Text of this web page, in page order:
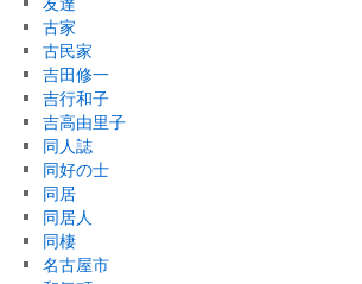
古家
古民家
吉田修一
吉行和子
吉高由里子
同人誌
同好の士
同居
同居人
同棲
名古屋市